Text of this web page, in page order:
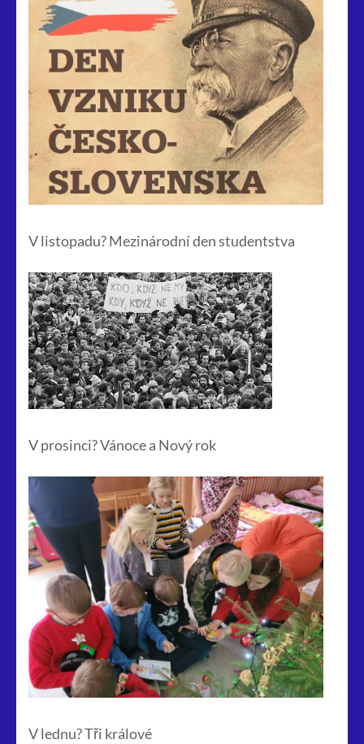
V listopadu? Mezinárodní den studentstva
V prosinci? Vánoce a Nový rok
V lednu? Tři králové